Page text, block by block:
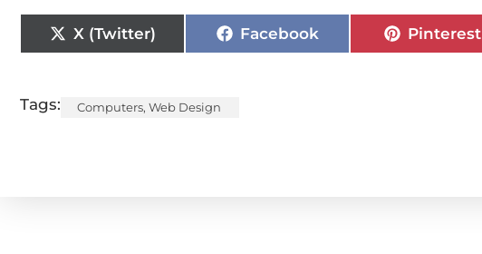
X (Twitter) Facebook Pinterest
Tags: Computers, Web Design